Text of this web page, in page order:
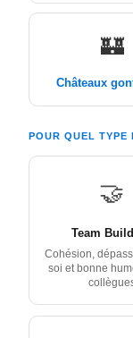
🏰
Châteaux
POUR QUEL TYPE
🤝
Team
Cohésion,
soi et bonne